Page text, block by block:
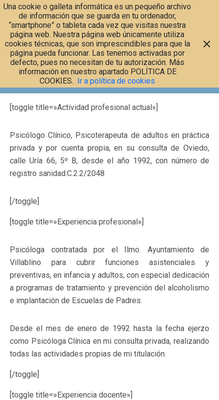
Currículum
[toggle title=»Actividad profesional actual»]
Psicólogo Clínico, Psicoterapeuta de adultos en práctica
privada y por cuenta propia, en su consulta de Oviedo,
calle Uría 66, 5º B, desde el año 1992, con número de
registro sanidad:C.2.2/2048
[/toggle]
[toggle title=»Experiencia profesional»]
Psicóloga contratada por el Ilmo. Ayuntamiento de
Villablino para cubrir funciones asistenciales y
preventivas, en infancia y adultos, con especial dedicación
a programas de tratamiento y prevención del alcoholismo
e implantación de Escuelas de Padres.
Desde el mes de enero de 1992 hasta la fecha ejerzo
como Psicóloga Clínica en mi consulta privada, realizando
todas las actividades propias de mi titulación.
[/toggle]
[toggle title=»Experiencia docente»]
Una cookie o galleta informática es un pequeño archivo
de información que se guarda en tu ordenador,
“smartphone” o tableta cada vez que visitas nuestra
página web. Nuestra página web únicamente utiliza
cookies técnicas, que son imprescindibles para que la
página pueda funcionar. Las tenemos activadas por
defecto, pues no necesitan de tu autorización. Más
información en nuestro apartado POLÍTICA DE
COOKIES. Ir a política de cookies